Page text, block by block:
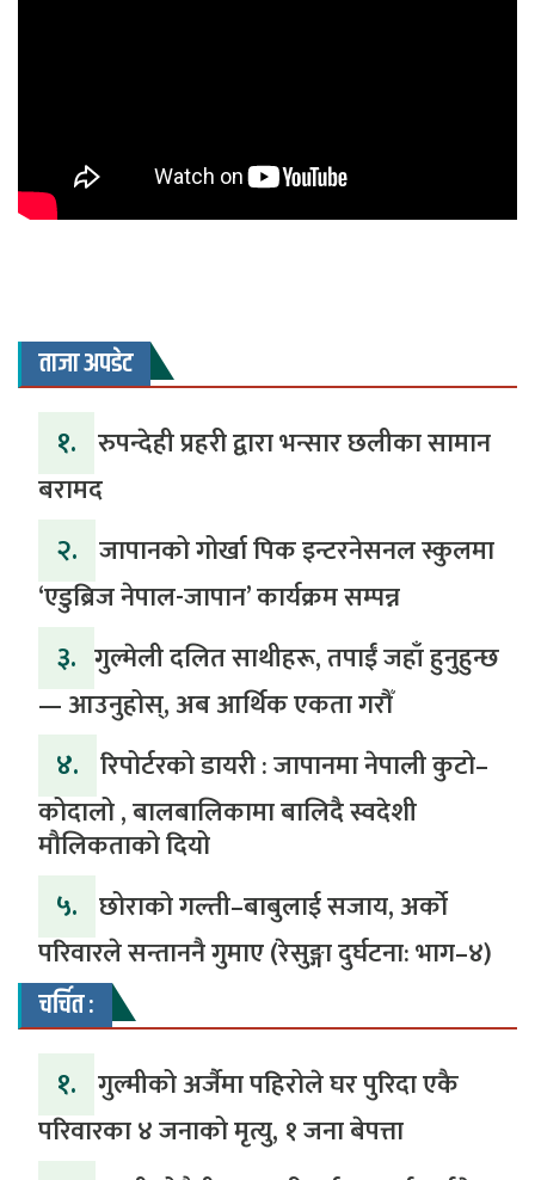
ताजा अपडेट
१. रुपन्देही प्रहरी द्वारा भन्सार छलीका सामान
बरामद
२. जापानको गोर्खा पिक इन्टरनेसनल स्कुलमा
‘एडुब्रिज नेपाल-जापान’ कार्यक्रम सम्पन्न
३. ​गुल्मेली दलित साथीहरू, तपाईं जहाँ हुनुहुन्छ
— आउनुहोस्, अब आर्थिक एकता गरौँ
४. रिपोर्टरको डायरी : जापानमा नेपाली कुटो–
कोदालो , बालबालिकामा बालिदै स्वदेशी
मौलिकताको दियो
५. ‎​छोराको गल्ती–बाबुलाई सजाय, अर्को
परिवारले सन्ताननै गुमाए (रेसुङ्गा दुर्घटना: भाग–४) ‎
चर्चित :
१. गुल्मीको अर्जैमा पहिरोले घर पुरिदा एकै
परिवारका ४ जनाको मृत्यु, १ जना बेपत्ता